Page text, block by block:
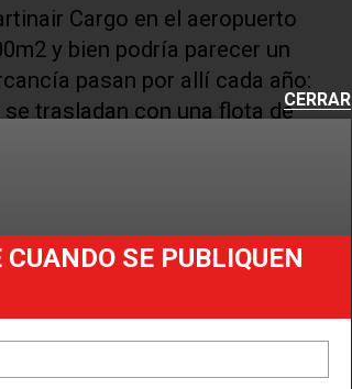
Cargo en el aeropuerto
y bien podría parecer un
pasan por allí cada año:
trasladan con una flota de
carros de golf y
el concesionario de Cat® lift
dedicados
frescos, material
y es muy eficiente.
con nuestros
France-KLM-Martinair Cargo.
CERRAR
SE PUBLIQUEN